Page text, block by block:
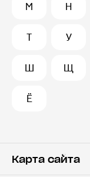
М Н
Т У
Ш Щ
Ё
Карта сайта